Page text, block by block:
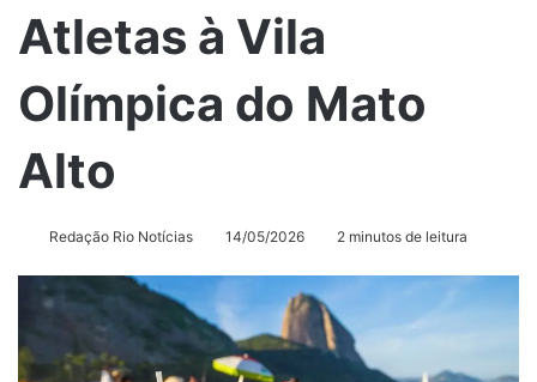
Atletas à Vila
Olímpica do Mato
Alto
Redação Rio Notícias 14/05/2026 2 minutos de leitura